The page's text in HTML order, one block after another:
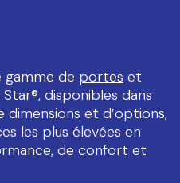
gamme de portes et
disponibles dans
dimensions et d’options,
les plus élevées en
de confort et